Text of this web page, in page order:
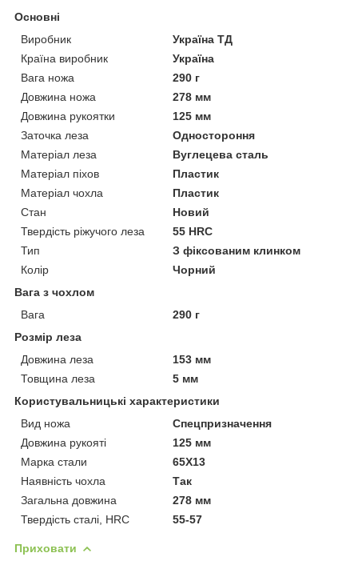
Основні
Виробник
Україна ТД
Країна виробник
Україна
Вага ножа
290 г
Довжина ножа
278 мм
Довжина рукоятки
125 мм
Заточка леза
Одностороння
Матеріал леза
Вуглецева сталь
Матеріал піхов
Пластик
Матеріал чохла
Пластик
Стан
Новий
Твердість ріжучого леза
55 HRC
Тип
З фіксованим клинком
Колір
Чорний
Вага з чохлом
Вага
290 г
Розмір леза
Довжина леза
153 мм
Товщина леза
5 мм
Користувальницькі характеристики
Вид ножа
Спецпризначення
Довжина рукояті
125 мм
Марка стали
65X13
Наявність чохла
Так
Загальна довжина
278 мм
Твердість сталі, HRC
55-57
Приховати